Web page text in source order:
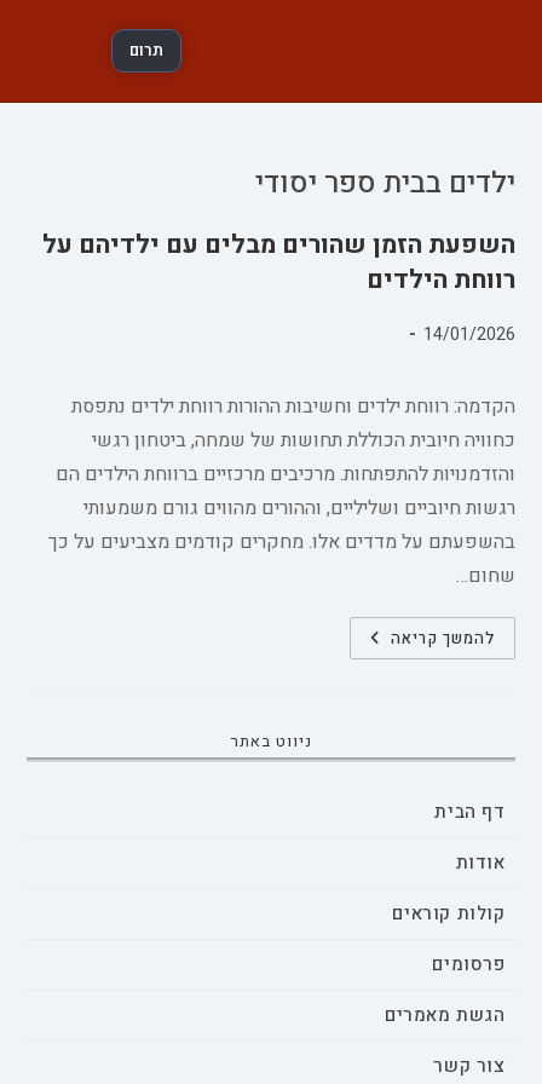
תרום
ילדים בבית ספר יסודי
השפעת הזמן שהורים מבלים עם ילדיהם על
רווחת הילדים
פורסם:
14/01/2026
הקדמה: רווחת ילדים וחשיבות ההורות רווחת ילדים נתפסת
כחוויה חיובית הכוללת תחושות של שמחה, ביטחון רגשי
והזדמנויות להתפתחות. מרכיבים מרכזיים ברווחת הילדים הם
רגשות חיוביים ושליליים, וההורים מהווים גורם משמעותי
בהשפעתם על מדדים אלו. מחקרים קודמים מצביעים על כך
שחום…
להמשך קריאההשפעת
הזמן
רווחת
ניווט באתר
דף הבית
אודות
קולות קוראים
פרסומים
הגשת מאמרים
צור קשר